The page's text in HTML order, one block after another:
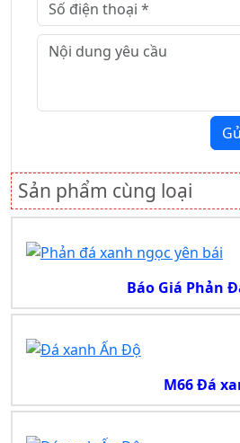
Sản phẩm cùng loại
Báo Giá Phản
M66 Đá